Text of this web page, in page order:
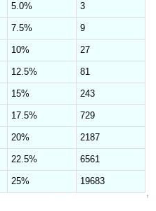
5.0% 3
7.5% 9
10% 27
12.5% 81
15% 243
17.5% 729
20% 2187
22.5% 6561
25% 19683
↑